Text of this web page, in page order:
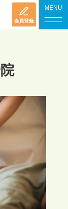
会員登録
MENU